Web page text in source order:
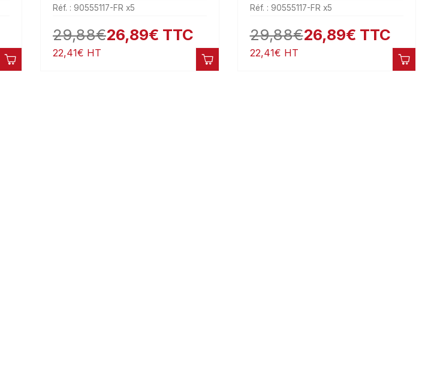
Réf. : 90555117-FR x5
29,88€26,89€ TTC
22,41€ HT
Réf. : 90555117-FR x5
29,88€26,89€ TTC
22,41€ HT